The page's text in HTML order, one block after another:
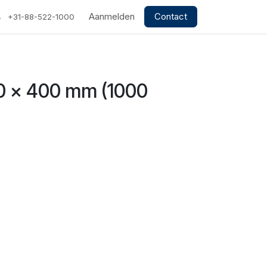
+31-88-522-1000 Aanmelden Contact
x 400 mm (1000